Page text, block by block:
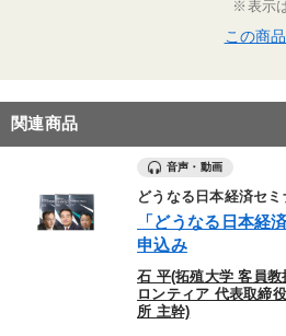
※表示
この商
関連商品
音声・動画
どうなる日本経済セミ
「どうなる日本経
申込み
石 平(拓殖大学 客員
ロンティア 代表取締
所 主幹)